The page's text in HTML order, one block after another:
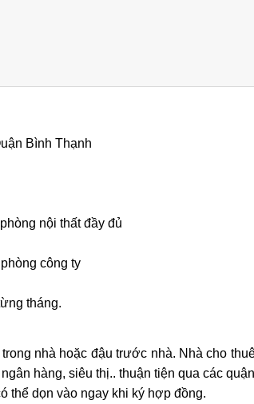
Bình Thạnh
nội thất đầy đủ
công ty
tháng.
nhà hoặc đậu trước nhà. Nhà cho
hàng, siêu thị.. thuận tiện qua các
thể dọn vào ngay khi ký hợp đồng.
giá rẻ
4
Full Nội Thất
40 triệu/
2 lầu 102m2